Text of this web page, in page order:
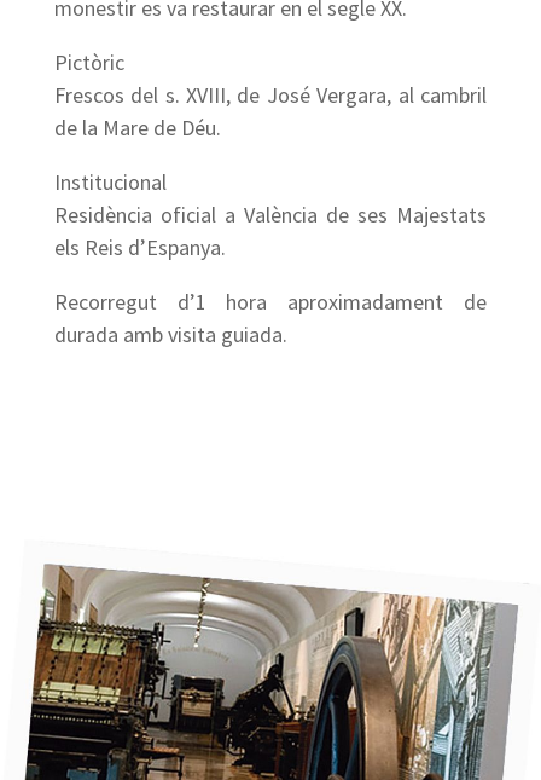
monestir es va restaurar en el segle XX.
Pictòric
Frescos del s. XVIII, de José Vergara, al cambril
de la Mare de Déu.
Institucional
Residència oficial a València de ses Majestats
els Reis d’Espanya.
Recorregut d’1 hora aproximadament de
durada amb visita guiada.